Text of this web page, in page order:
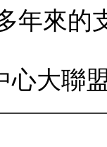
年來的
心大